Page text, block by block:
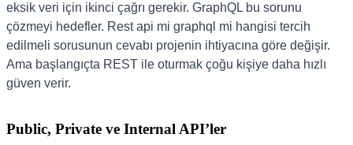
eksik veri için ikinci çağrı gerekir. GraphQL bu sorunu
çözmeyi hedefler. Rest api mi graphql mi hangisi tercih
edilmeli sorusunun cevabı projenin ihtiyacına göre değişir.
Ama başlangıçta REST ile oturmak çoğu kişiye daha hızlı
güven verir.
Public, Private ve Internal API’ler